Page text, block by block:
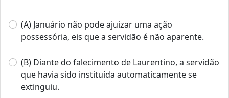
(A) Januário não pode ajuizar uma ação
possessória, eis que a servidão é não aparente.
(B) Diante do falecimento de Laurentino, a servidão
que havia sido instituída automaticamente se
extinguiu.